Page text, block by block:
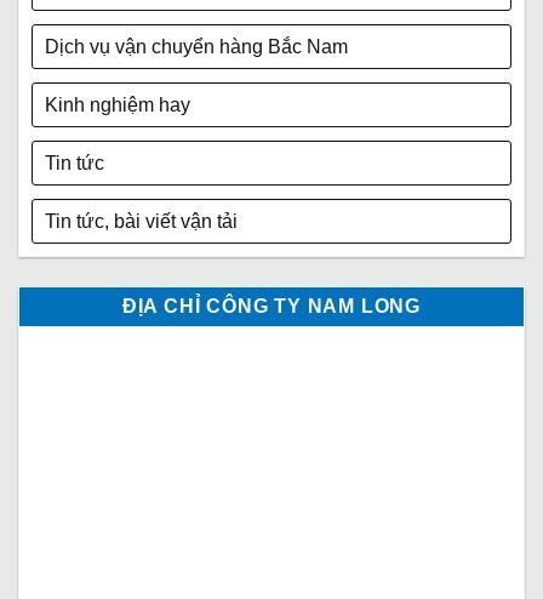
Dịch vụ vận chuyển hàng Bắc Nam
Kinh nghiệm hay
Tin tức
Tin tức, bài viết vận tải
ĐỊA CHỈ CÔNG TY NAM LONG